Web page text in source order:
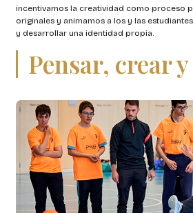
incentivamos la creatividad como proceso
originales y animamos a los y las
y desarrollar una identidad propia.
Pensar, crear